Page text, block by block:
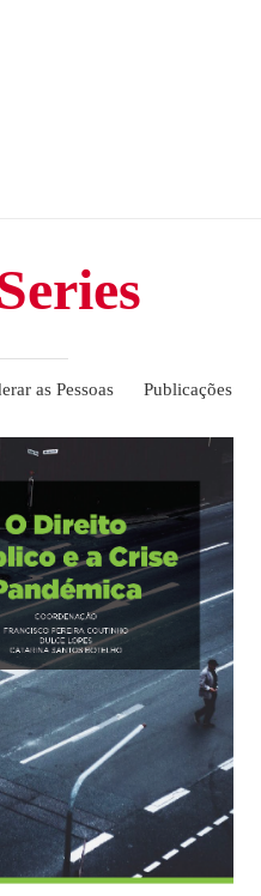
as Pessoas Publicações
Pereira
Dulce Lopes e
Santos Botelho:
Público e a
Pandémica
TEXT AVAILABLE -
HERE FOR OPEN
ACCESS